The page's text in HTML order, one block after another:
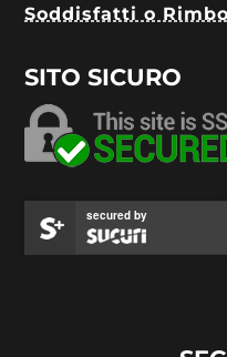
Soddisfatti o
SITO SICURO
secured by